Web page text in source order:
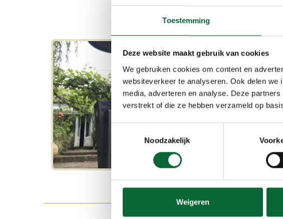
Toestemming
Deze website maakt gebruik van cookies
We gebruiken cookies om content en
websiteverkeer te analyseren. Ook delen
media, adverteren en analyse. Deze
verstrekt of die ze hebben verzameld op
Noodzakelijk
Weigeren